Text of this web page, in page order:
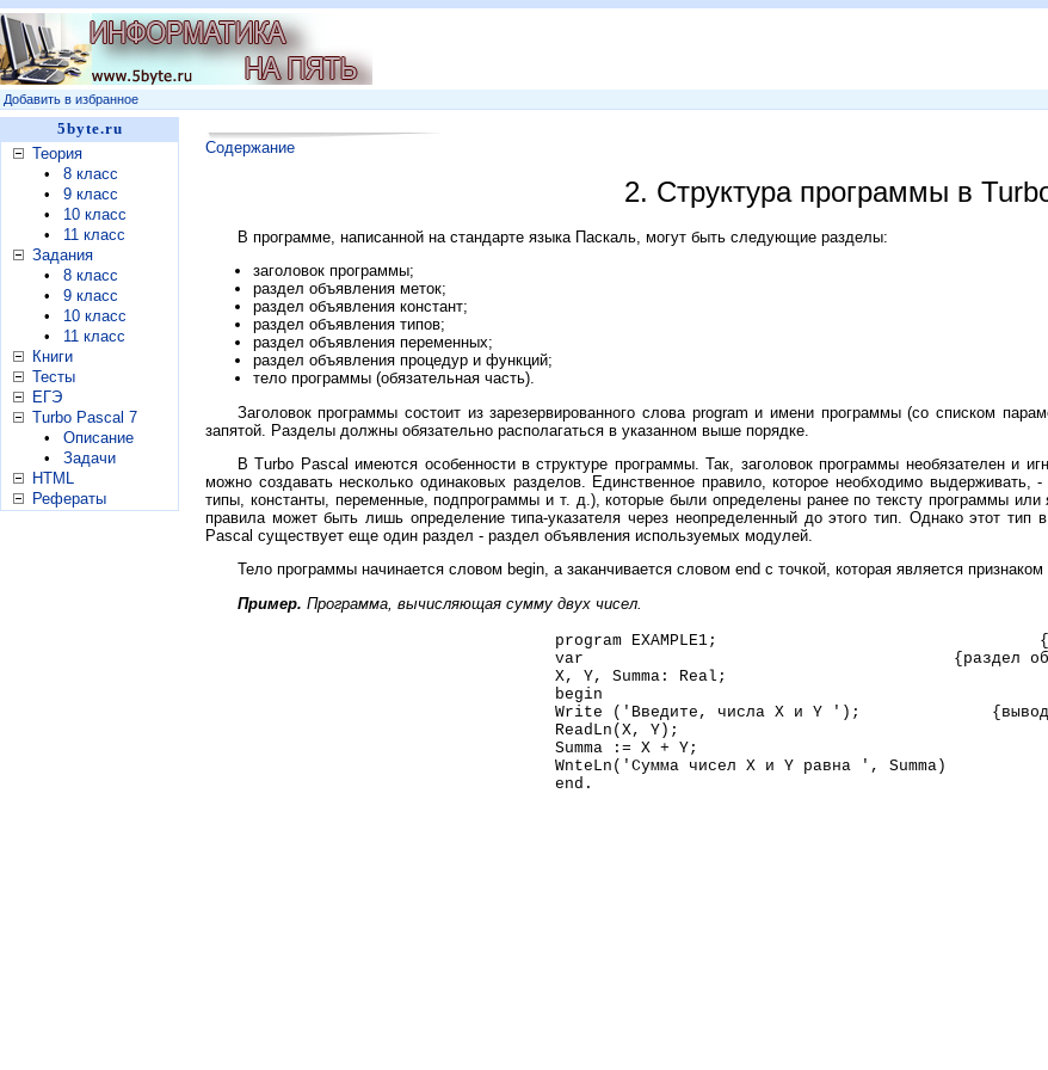
Добавить в избранное
5byte.ru
Теория
•
8 класс
•
9 класс
•
10 класс
•
11 класс
Задания
•
8 класс
•
9 класс
•
10 класс
•
11 класс
Книги
Тесты
ЕГЭ
Turbo Pascal 7
•
Описание
•
Задачи
HTML
Рефераты
Содержание
2. Структура программы в
В программе, написанной на стандарте языка Паскаль, могут быть следующие разделы:
заголовок программы;
раздел объявления меток;
раздел объявления констант;
раздел объявления типов;
раздел объявления переменных;
раздел объявления процедур и функций;
тело программы (обязательная часть).
Заголовок программы состоит из зарезервированного слова program и имени программы (со списком
запятой. Разделы должны обязательно располагаться в указанном выше порядке.
В Turbo Pascal имеются особенности в структуре программы. Так, заголовок программы необязателен и
можно создавать несколько одинаковых разделов. Единственное правило, которое необходимо
типы, константы, переменные, подпрограммы и т. д.), которые были определены ранее по тексту программы
правила может быть лишь определение типа-указателя через неопределенный до этого тип. Однако этот
Pascal существует еще один раздел - раздел объявления используемых модулей.
Тело программы начинается словом begin, а заканчивается словом end с точкой, которая является
Пример. Программа, вычисляющая сумму двух чисел.
program EXAMPLE1;
var
X, Y, Summa: Real;
begin
Write ('Введите, числа X и Y ');
ReadLn(X, Y);
Summa := X + Y;
WnteLn('Сумма чисел X и Y равна ', Summa)
end.
{раздел